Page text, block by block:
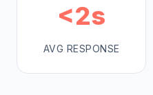
<2s
AVG RESPONSE